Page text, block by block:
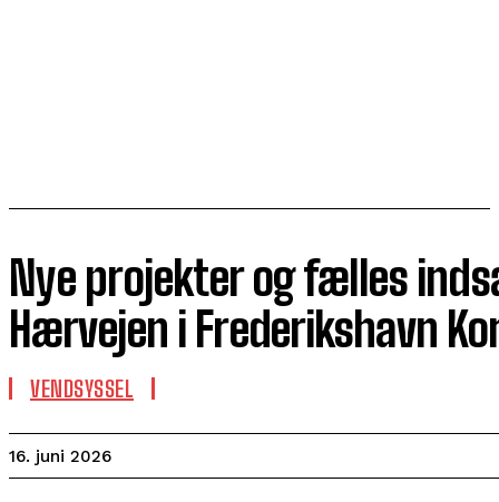
Nye projekter og fælles
Hærvejen i Frederikshavn
VENDSYSSEL
16. juni 2026